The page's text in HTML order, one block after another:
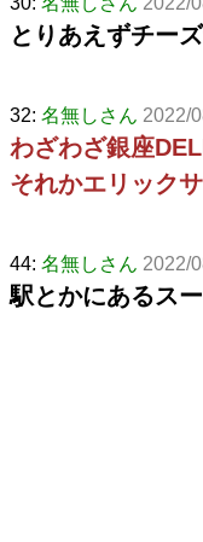
とりあえずチー
32: 名無しさん 2022/
わざわざ銀座
それかエリック
44: 名無しさん 2022/
駅とかにあるス